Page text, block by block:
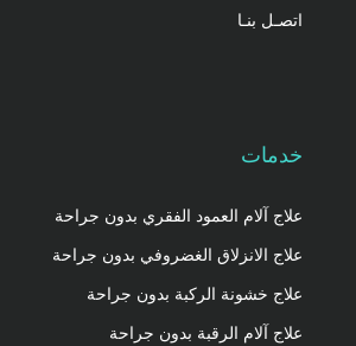
اتصـل بنـا
خدمات
علاج آلام العمود الفقري بدون جراحة
علاج الانزلاق الغضروفي بدون جراحة
علاج خشونة الركبة بدون جراحة
علاج آلام الرقبة بدون جراحة